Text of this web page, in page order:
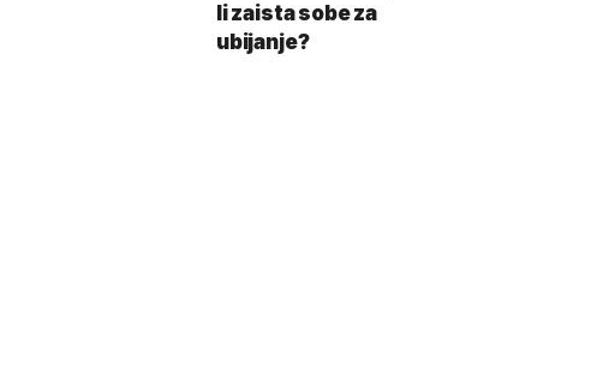
li zaista sobe za
ubijanje?